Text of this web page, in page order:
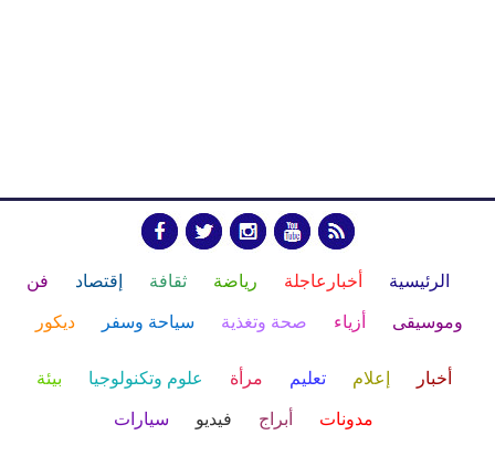
الرئيسية أخبارعاجلة رياضة ثقافة إقتصاد فن
وموسيقى أزياء صحة وتغذية سياحة وسفر ديكور
أخبار إعلام تعليم مرأة علوم وتكنولوجيا بيئة
مدونات أبراج فيديو سيارات